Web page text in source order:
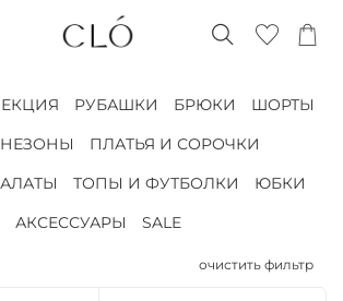
РУБАШКИ БРЮКИ
ШОРТЫ
ПЛАТЬЯ И СОРОЧКИ
ТОПЫ И ФУТБОЛКИ
ЮБКИ
АКСЕССУАРЫ
SALE
очистить фильтр